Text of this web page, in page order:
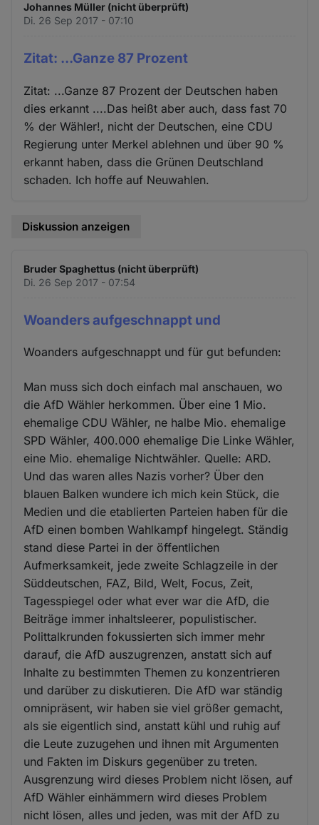
Johannes Müller (nicht überprüft)
Di. 26 Sep 2017 - 07:10
Zitat: ...Ganze 87 Prozent
Zitat: ...Ganze 87 Prozent der Deutschen haben
dies erkannt ....Das heißt aber auch, dass fast 70
% der Wähler!, nicht der Deutschen, eine CDU
Regierung unter Merkel ablehnen und über 90 %
erkannt haben, dass die Grünen Deutschland
schaden. Ich hoffe auf Neuwahlen.
Diskussion anzeigen
Bruder Spaghettus (nicht überprüft)
Di. 26 Sep 2017 - 07:54
Woanders aufgeschnappt und
Woanders aufgeschnappt und für gut befunden:
Man muss sich doch einfach mal anschauen, wo
die AfD Wähler herkommen. Über eine 1 Mio.
ehemalige CDU Wähler, ne halbe Mio. ehemalige
SPD Wähler, 400.000 ehemalige Die Linke Wähler,
eine Mio. ehemalige Nichtwähler. Quelle: ARD.
Und das waren alles Nazis vorher? Über den
blauen Balken wundere ich mich kein Stück, die
Medien und die etablierten Parteien haben für die
AfD einen bomben Wahlkampf hingelegt. Ständig
stand diese Partei in der öffentlichen
Aufmerksamkeit, jede zweite Schlagzeile in der
Süddeutschen, FAZ, Bild, Welt, Focus, Zeit,
Tagesspiegel oder what ever war die AfD, die
Beiträge immer inhaltsleerer, populistischer.
Polittalkrunden fokussierten sich immer mehr
darauf, die AfD auszugrenzen, anstatt sich auf
Inhalte zu bestimmten Themen zu konzentrieren
und darüber zu diskutieren. Die AfD war ständig
omnipräsent, wir haben sie viel größer gemacht,
als sie eigentlich sind, anstatt kühl und ruhig auf
die Leute zuzugehen und ihnen mit Argumenten
und Fakten im Diskurs gegenüber zu treten.
Ausgrenzung wird dieses Problem nicht lösen, auf
AfD Wähler einhämmern wird dieses Problem
nicht lösen, alles und jeden, was mit der AfD zu